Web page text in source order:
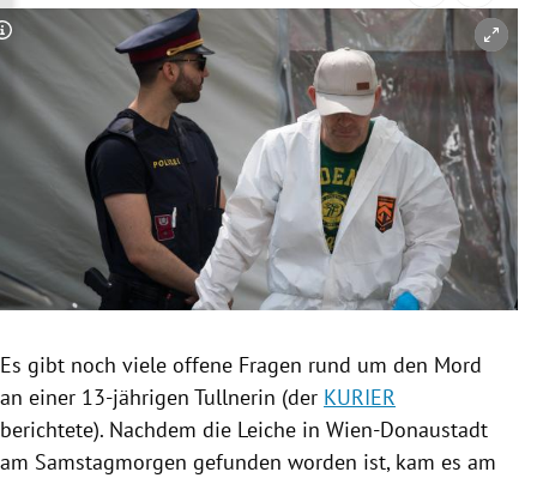
Untermenü
Untermenü
Untermenü
Untermenü
Untermenü
Untermenü
Untermenü
Copyright-Hinweis öffnen/schließen
Es gibt noch viele offene Fragen rund um den Mord
an einer 13-jährigen Tullnerin (der KURIER
berichtete). Nachdem die Leiche in Wien-Donaustadt
am Samstagmorgen gefunden worden ist, kam es am